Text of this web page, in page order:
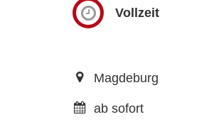
Vollzeit
Magdeburg
ab sofort